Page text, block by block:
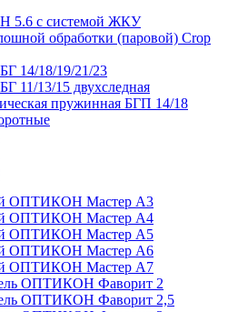
5.6 с системой ЖКУ
обработки (паровой) Crop
14/18/19/21/23
11/13/15 двухследная
пружинная БГП 14/18
ОПТИКОН Мастер А3
ОПТИКОН Мастер А4
ОПТИКОН Мастер А5
ОПТИКОН Мастер А6
ОПТИКОН Мастер А7
ОПТИКОН Фаворит 2
ОПТИКОН Фаворит 2,5